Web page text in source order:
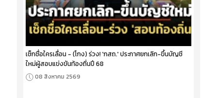
เช็กชื่อใครเลื่อน - (โกง) ร่วง! 'กสถ.' ประกาศยกเลิก-ขึ้นบัญชี
ใหม่ผู้สอบแข่งขันท้องถิ่นปี 68
08 สิงหาคม 2569